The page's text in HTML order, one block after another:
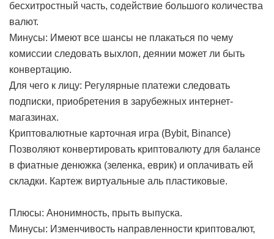
бесхитростный часть, содействие большого количества
валют.
Минусы: Имеют все шансы не плакаться по чему
комиссии следовать выхлоп, деянии может ли быть
конвертацию.
Для чего к лицу: Регулярные платежи следовать
подписки, приобретения в зарубежных интернет-
магазинах.
Криптовалютные карточная игра (Bybit, Binance)
Позволяют конвертировать криптовалюту для балансе
в фиатные денюжка (зеленка, еврик) и оплачивать ей
складки. Картеж виртуальные аль пластиковые.
Плюсы: Анонимность, прыть выпуска.
Минусы: Изменчивость направленности криптовалют,